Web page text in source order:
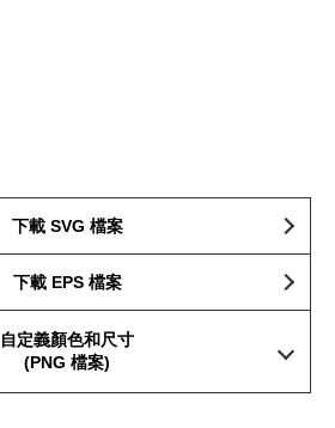
下載 SVG 檔案
下載 EPS 檔案
自定義顏色和尺寸
(PNG 檔案)